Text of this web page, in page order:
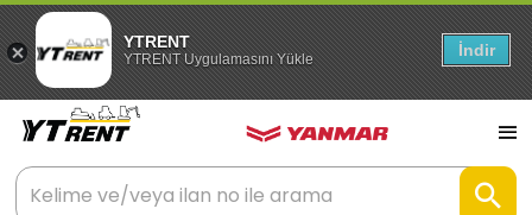
YTRENT
YTRENT Uygulamasını Yükle İndir